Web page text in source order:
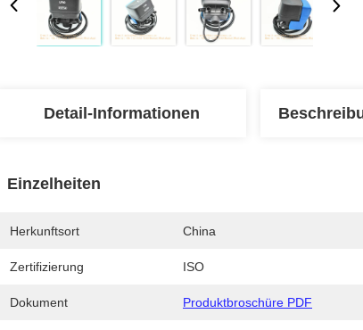
Detail-Informationen
Einzelheiten
Herkunftsort China
Zertifizierung ISO
Dokument Produktbroschüre PDF